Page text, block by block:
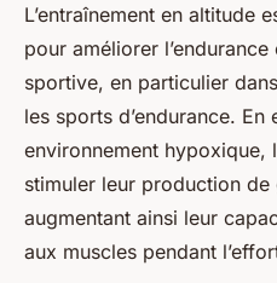
L’entraînement en altitude
pour améliorer
sportive, en particulier
les sports d’endurance.
environnement hypoxique,
stimuler leur production de
augmentant ainsi leur
aux muscles pendant